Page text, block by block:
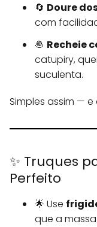
🔄 Doure
com
🧆 Recheie
catupiry,
suculenta.
Simples assim —
✨ Truques
Perfeito
🌟 Use
que a